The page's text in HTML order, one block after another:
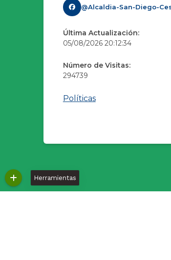
@Alcaldia-San-Diego-
Última Actualización:
05/08/2026 20:12:34
Número de Visitas:
294739
Políticas
Herramientas